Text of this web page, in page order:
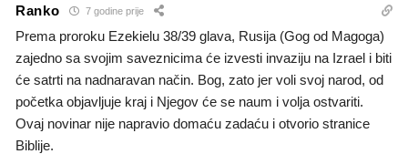
Ranko 7 godine prije
Prema proroku Ezekielu 38/39 glava, Rusija (Gog od Magoga)
zajedno sa svojim saveznicima će izvesti invaziju na Izrael i biti
će satrti na nadnaravan način. Bog, zato jer voli svoj narod, od
početka objavljuje kraj i Njegov će se naum i volja ostvariti.
Ovaj novinar nije napravio domaću zadaću i otvorio stranice
Biblije.